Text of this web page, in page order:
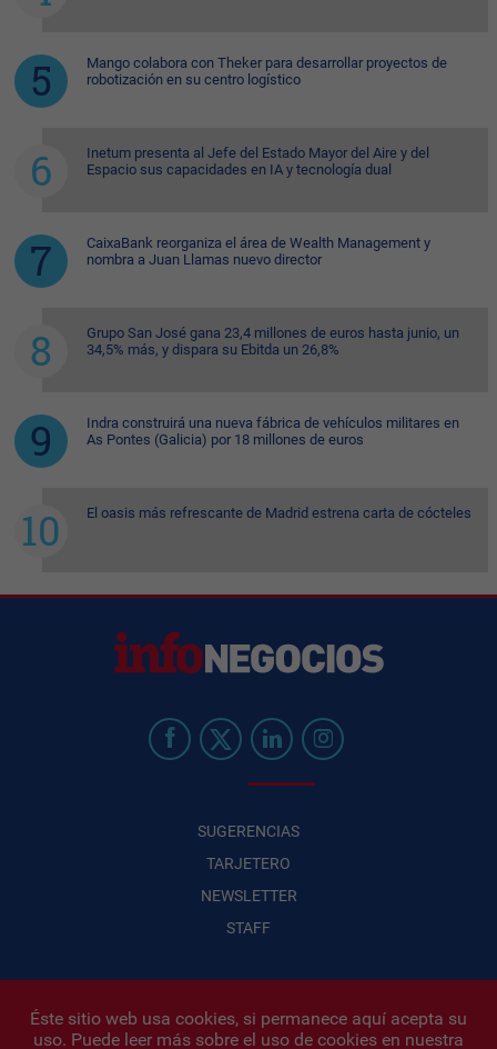
Mango colabora con Theker para desarrollar proyectos de
robotización en su centro logístico
Inetum presenta al Jefe del Estado Mayor del Aire y del
Espacio sus capacidades en IA y tecnología dual
CaixaBank reorganiza el área de Wealth Management y
nombra a Juan Llamas nuevo director
Grupo San José gana 23,4 millones de euros hasta junio, un
34,5% más, y dispara su Ebitda un 26,8%
Indra construirá una nueva fábrica de vehículos militares en
As Pontes (Galicia) por 18 millones de euros
El oasis más refrescante de Madrid estrena carta de cócteles
SUGERENCIAS
TARJETERO
NEWSLETTER
STAFF
Infonegocios 2026| INFONEGOCIOS S.A. · CUIT: 30710438486 |
Éste sitio web usa cookies, si permanece aquí acepta su
uso. Puede leer más sobre el uso de cookies en nuestra